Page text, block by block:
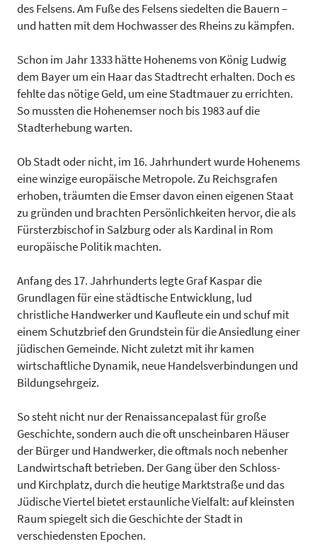
des Felsens. Am Fuße des Felsens siedelten die Bauern –
und hatten mit dem Hochwasser des Rheins zu kämpfen.
Schon im Jahr 1333 hätte Hohenems von König Ludwig
dem Bayer um ein Haar das Stadtrecht erhalten. Doch es
fehlte das nötige Geld, um eine Stadtmauer zu errichten.
So mussten die Hohenemser noch bis 1983 auf die
Stadterhebung warten.
Ob Stadt oder nicht, im 16. Jahrhundert wurde Hohenems
eine winzige europäische Metropole. Zu Reichsgrafen
erhoben, träumten die Emser davon einen eigenen Staat
zu gründen und brachten Persönlichkeiten hervor, die als
Fürsterzbischof in Salzburg oder als Kardinal in Rom
europäische Politik machten.
Anfang des 17. Jahrhunderts legte Graf Kaspar die
Grundlagen für eine städtische Entwicklung, lud
christliche Handwerker und Kaufleute ein und schuf mit
einem Schutzbrief den Grundstein für die Ansiedlung einer
jüdischen Gemeinde. Nicht zuletzt mit ihr kamen
wirtschaftliche Dynamik, neue Handelsverbindungen und
Bildungsehrgeiz.
So steht nicht nur der Renaissancepalast für große
Geschichte, sondern auch die oft unscheinbaren Häuser
der Bürger und Handwerker, die oftmals noch nebenher
Landwirtschaft betrieben. Der Gang über den Schloss-
und Kirchplatz, durch die heutige Marktstraße und das
Jüdische Viertel bietet erstaunliche Vielfalt: auf kleinsten
Raum spiegelt sich die Geschichte der Stadt in
verschiedensten Epochen.